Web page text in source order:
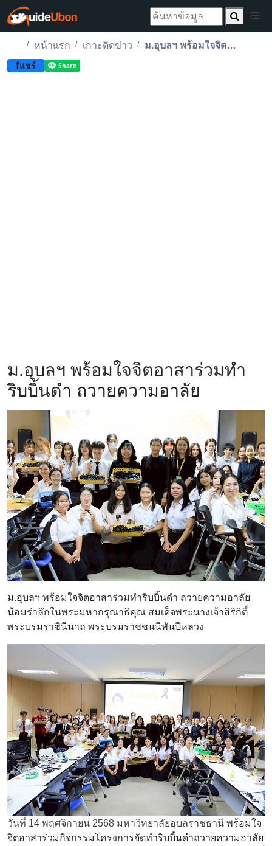
หน้าแรก เกาะติดข่าว ม.อุบลฯ พร้อมใจจิตอาสาร่วมทำริบบิ้นดำ ถวายความอาลัย
fแชร์
ม.อุบลฯ พร้อมใจจิตอาสาร่วมทำ
ริบบิ้นดำ ถวายความอาลัย
ม.อุบลฯ พร้อมใจจิตอาสาร่วมทำริบบิ้นดำ ถวายความอาลัย
น้อมรำลึกในพระมหากรุณาธิคุณ สมเด็จพระนางเจ้าสิริกิติ์
พระบรมราชินีนาถ พระบรมราชชนนีพันปีหลวง
วันที่ 14 พฤศจิกายน 2568 มหาวิทยาลัยอุบลราชธานี พร้อมใจ
จิตอาสาร่วมกิจกรรมโครงการจัดทำริบบิ้นดำถวายความอาลัย